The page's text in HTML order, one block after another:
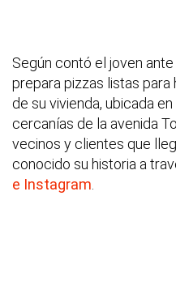
Según contó el joven
prepara pizzas listas para
de su vivienda, ubicada
cercanías de la avenida
vecinos y clientes que
conocido su historia a
e Instagram